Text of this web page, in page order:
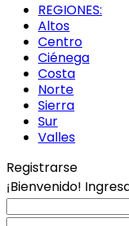
REGIONES:
Altos
Centro
Ciénega
Costa
Norte
Sierra
Sur
Valles
Registrarse
¡Bienvenido!